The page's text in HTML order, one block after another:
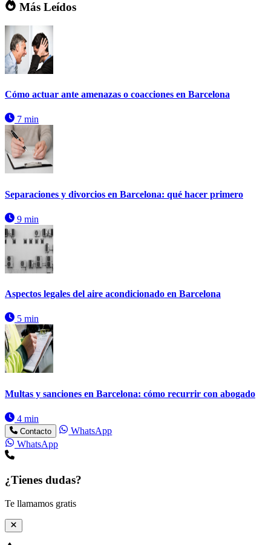
Más Leídos
Cómo actuar ante amenazas o coacciones en Barcelona
7 min
Separaciones y divorcios en Barcelona: qué hacer primero
9 min
Aspectos legales del aire acondicionado en Barcelona
5 min
Multas y sanciones en Barcelona: cómo recurrir con abogado
4 min
Contacto
WhatsApp
WhatsApp
¿Tienes dudas?
Te llamamos gratis